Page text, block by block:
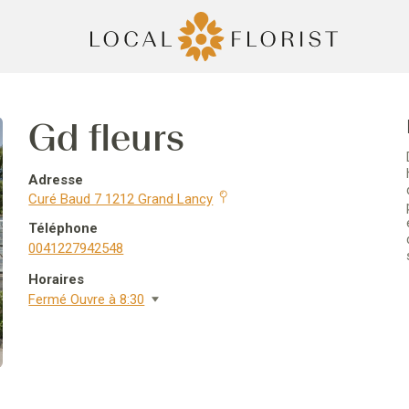
Gd fleurs
Adresse
Curé Baud 7 1212 Grand Lancy
Téléphone
0041227942548
Horaires
Fermé Ouvre à 8:30